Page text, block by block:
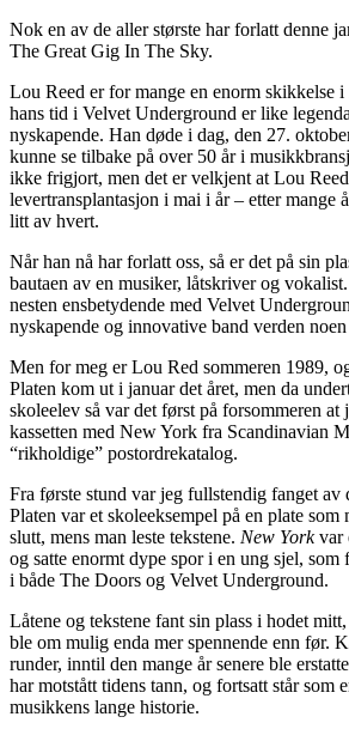
Nok en av de aller største har forlatt denne
The Great Gig In The Sky.
Lou Reed er for mange en enorm skikkelse
hans tid i Velvet Underground er like
nyskapende. Han døde i dag, den 27.
kunne se tilbake på over 50 år i
ikke frigjort, men det er velkjent at Lou
levertransplantasjon i mai i år – etter mange
litt av hvert.
Når han nå har forlatt oss, så er det på sin
bautaen av en musiker, låtskriver og
nesten ensbetydende med Velvet
nyskapende og innovative band verden noen
Men for meg er Lou Red sommeren 1989,
Platen kom ut i januar det året, men da
skoleelev så var det først på forsommeren at
kassetten med New York fra Scandinavian
“rikholdige” postordrekatalog.
Fra første stund var jeg fullstendig fanget av
Platen var et skoleeksempel på en plate som
slutt, mens man leste tekstene. New Yorkvar
og satte enormt dype spor i en ung sjel,
i både The Doors og Velvet Underground.
Låtene og tekstene fant sin plass i hodet
ble om mulig enda mer spennende enn før.
runder, inntil den mange år senere ble
har motstått tidens tann, og fortsatt står som
musikkens lange historie.